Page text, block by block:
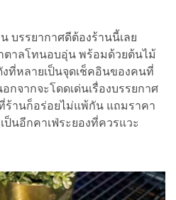
รรยากาศดีต้องร้านนี้เลย
ตาลโทนอบอุ่น พร้อมด้วยต้นไม้
ที่หลายเป็นจุดเช็คอินของคนที่
กจากจะโดดเด่นเรื่องบรรยกาศ
ร้านก็อร่อยไม่แพ้กัน แถมราคา
ป็นอีกคาเฟ่ระยองที่ควรแวะ